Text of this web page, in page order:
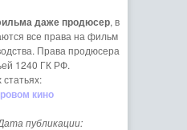
даже продюсер, в
все права на фильм
Права продюсера
1240 ГК РФ.
кино
публикации: